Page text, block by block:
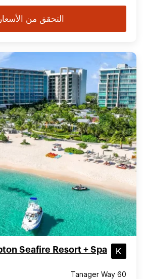
التحقق من الأسعار
Seafire Resort + Spa
60 Tanager Way